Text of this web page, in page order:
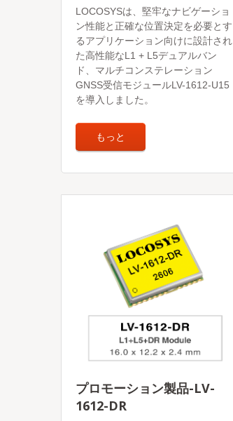
LOCOSYSは、堅牢なナビゲーショ
ン性能と正確な位置決定を必要とす
るアプリケーション向けに設計され
た高性能なL1 + L5デュアルバン
ド、マルチコンステレーション
GNSS受信モジュールLV-1612-U15
を導入しました。
もっと
プロモーション製品-LV-
1612-DR